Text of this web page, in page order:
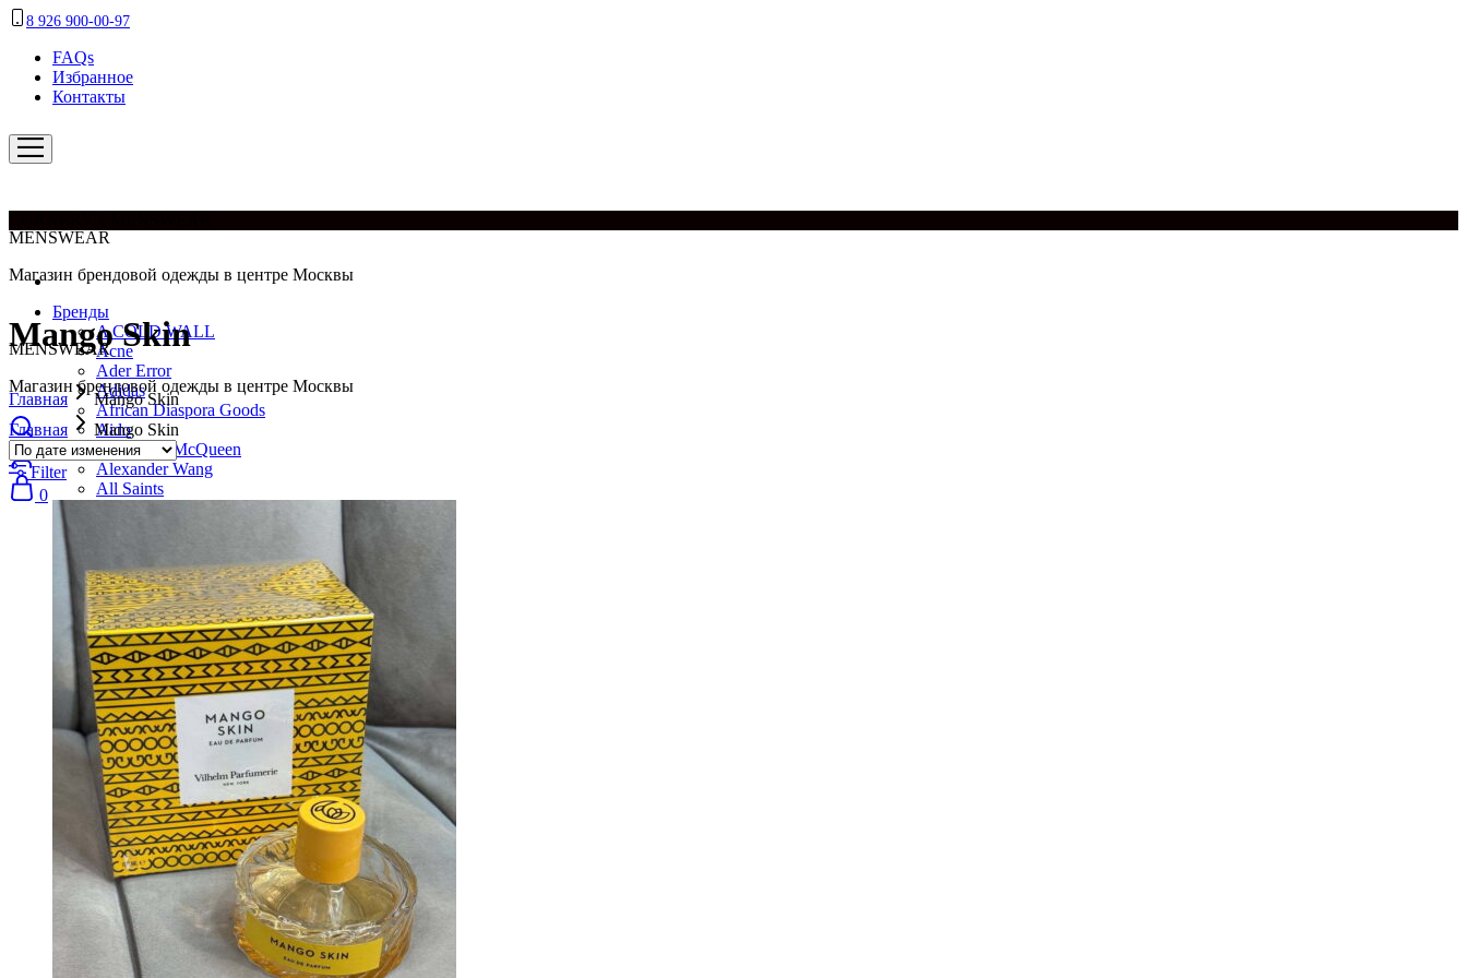
8 926 900-00-97
FAQs
Избранное
Контакты
MENSWEAR
Магазин брендовой одежды в центре Москвы
Бренды
A COLD WALL
Acne
Ader Error
Adidas
African Diaspora Goods
Aido
Alexander McQueen
Alexander Wang
All Saints
Ami
AMIRI
Andrew MacKenzie
Arabia
Arcteryx
Armani
Armani Jeans
ASICS
Askyurself
Attar
Audemars Piguet
Axel Arigato
Baccarat
Bala
Balenciaga
Balmain
Barbour
Berluti
Big For Sam
Billionaire
Bottega Veneta
MENSWEAR
Магазин брендовой одежды в центре Москвы
0
Mango Skin
Главная
Mango Skin
Главная
Mango Skin
Filter